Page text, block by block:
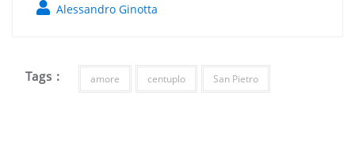
Alessandro Ginotta
Tags : amore centuplo San Pietro